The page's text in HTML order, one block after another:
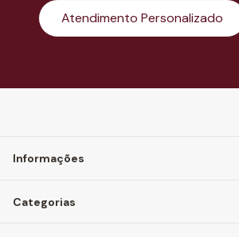
Atendimento Personalizado
Informações
Categorias